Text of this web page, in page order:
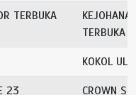
TERBUKA
TERBUKA
KOKOL
23 CROWN